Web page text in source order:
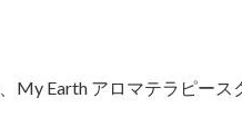
My Earth アロマテラピー